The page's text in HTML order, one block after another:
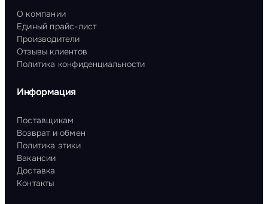
О компании
Единый прайс-лист
Производители
Отзывы клиентов
Политика конфиденциальности
Информация
Поставщикам
Возврат и обмен
Политика этики
Вакансии
Доставка
Контакты